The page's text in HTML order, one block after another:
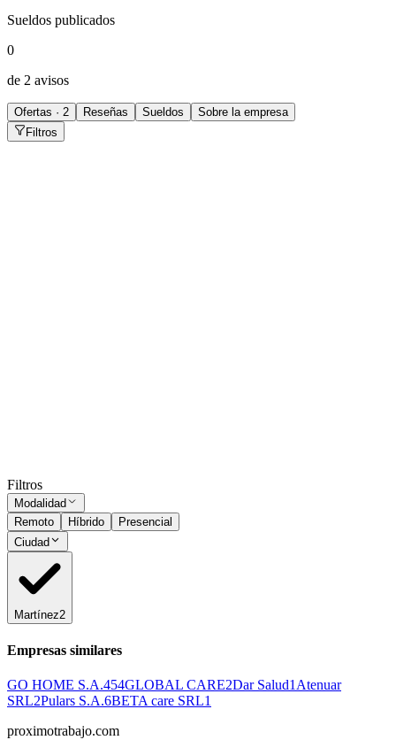
Sueldos publicados
0
de 2 avisos
Ofertas · 2 Reseñas Sueldos
Sobre la empresa
Filtros
Filtros
Modalidad
Remoto
Híbrido
Presencial
Ciudad
Martínez2
Empresas similares
GO HOME S.A.454GLOBAL CARE2Dar Salud1 Atenuar
SRL2Pulars S.A.6BETA care SRL1
proximotrabajo.com